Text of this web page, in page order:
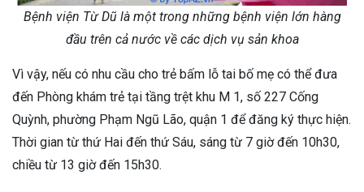
Bệnh viện Từ Dũ là một trong những bệnh viện lớn hàng
đầu trên cả nước về các dịch vụ sản khoa
Vì vậy, nếu có nhu cầu cho trẻ bấm lỗ tai bố mẹ có thể đưa
đến Phòng khám trẻ tại tầng trệt khu M 1, số 227 Cống
Quỳnh, phường Phạm Ngũ Lão, quận 1 để đăng ký thực hiện.
Thời gian từ thứ Hai đến thứ Sáu, sáng từ 7 giờ đến 10h30,
chiều từ 13 giờ đến 15h30.